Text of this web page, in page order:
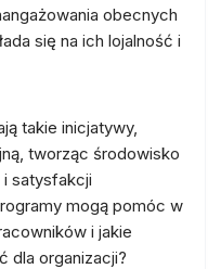
obecnych
się na ich lojalność i
takie inicjatywy,
tworząc środowisko
satysfakcji
mogą pomóc w
i jakie
dla organizacji?